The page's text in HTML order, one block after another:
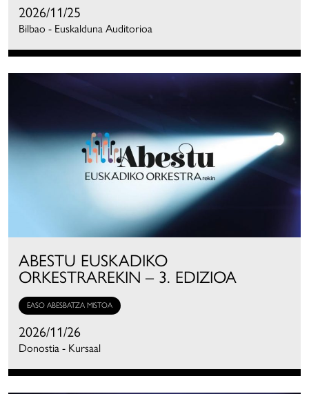
2026/11/25
Bilbao - Euskalduna Auditorioa
ABESTU EUSKADIKO
ORKESTRAREKIN – 3. EDIZIOA
EASO ABESBATZA MISTOA
2026/11/26
Donostia - Kursaal